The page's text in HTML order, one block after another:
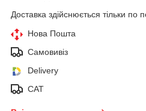
Доставка здійснюється тільки по
Нова Пошта
Самовивіз
Delivery
САТ